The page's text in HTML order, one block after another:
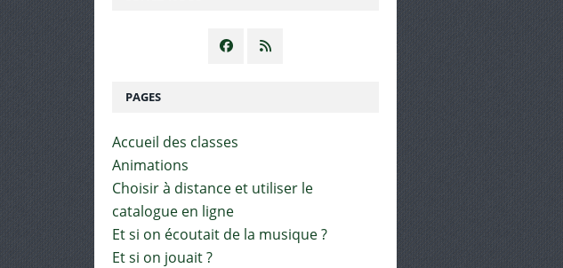
PAGES
Accueil des classes
Animations
Choisir à distance et utiliser le
catalogue en ligne
Et si on écoutait de la musique ?
Et si on jouait ?